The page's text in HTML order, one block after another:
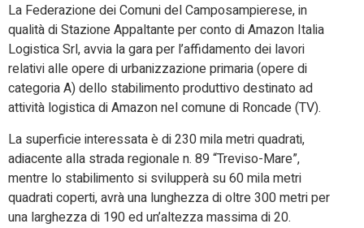
La Federazione dei Comuni del Camposampierese, in
qualità di Stazione Appaltante per conto di Amazon Italia
Logistica Srl, avvia la gara per l’affidamento dei lavori
relativi alle opere di urbanizzazione primaria (opere di
categoria A) dello stabilimento produttivo destinato ad
attività logistica di Amazon nel comune di Roncade (TV).
La superficie interessata è di 230 mila metri quadrati,
adiacente alla strada regionale n. 89 “Treviso-Mare”,
mentre lo stabilimento si svilupperà su 60 mila metri
quadrati coperti, avrà una lunghezza di oltre 300 metri per
una larghezza di 190 ed un’altezza massima di 20.